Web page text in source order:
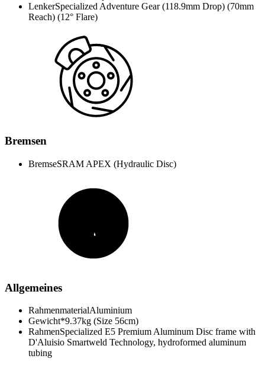
LenkerSpecialized Adventure Gear (118.9mm Drop) (70mm
Reach) (12° Flare)
Bremsen
BremseSRAM APEX (Hydraulic Disc)
Allgemeines
RahmenmaterialAluminium
Gewicht*9.37kg (Size 56cm)
RahmenSpecialized E5 Premium Aluminum Disc frame with
D'Aluisio Smartweld Technology, hydroformed aluminum
tubing